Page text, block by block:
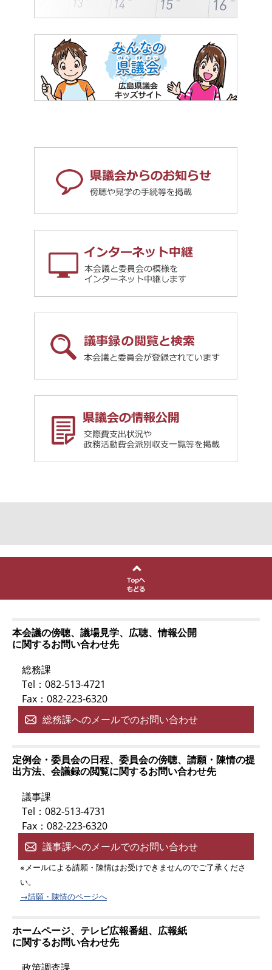
本会議の傍聴、議場見学、広聴、情報公開
に関するお問い合わせ先
総務課
Tel：082-513-4721
Fax：082-223-6320
総務課へのメールでのお問い合わせ
定例会・委員会の日程、委員会の傍聴、請願・陳情の提
出方法、会議録の閲覧に関するお問い合わせ先
議事課
Tel：082-513-4731
Fax：082-223-6320
議事課へのメールでのお問い合わせ
※メールによる請願・陳情はお受けできませんのでご了承くださ
い。
→請願・陳情のページへ
ホームページ、テレビ広報番組、広報紙
に関するお問い合わせ先